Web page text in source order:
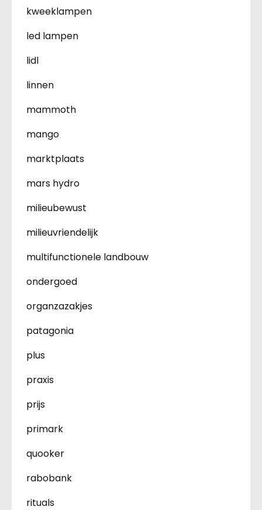
kweeklampen
led lampen
lidl
linnen
mammoth
mango
marktplaats
mars hydro
milieubewust
milieuvriendelijk
multifunctionele landbouw
ondergoed
organzazakjes
patagonia
plus
praxis
prijs
primark
quooker
rabobank
rituals